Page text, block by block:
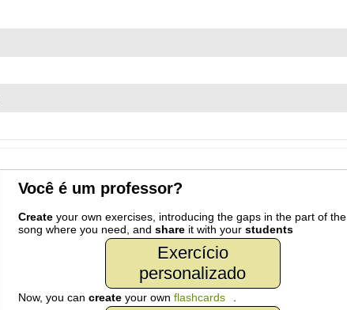
Você é um professor?
Createyour own exercises, introducing the gaps in the part of the
song where you need, and shareit with your students
Exercício
personalizado
Now, you can createyour own flashcards